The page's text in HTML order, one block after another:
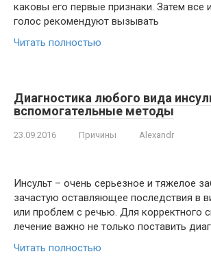
каковы его первые признаки. Затем все
голос рекомендуют вызывать
Читать полностью
Диагностика любого вида
вспомогательные методы
23.09.2016 Причины Alexandr
Инсульт – очень серьезное и тяжелое
зачастую оставляющее последствия в
или проблем с речью. Для корректного
лечение важно не только поставить
Читать полностью